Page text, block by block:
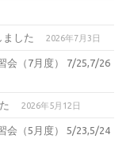
した 2026年7月3日
会（7月度） 7/25,7/26
2026年5月12日
会（5月度） 5/23,5/24